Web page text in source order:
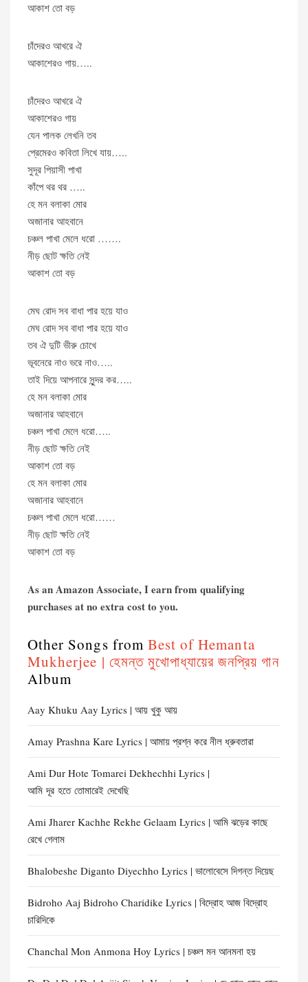
আকাশ তো বড়
চাঁদেরও আখরে ঐ
আকাশেরও গায়…..
চাঁদেরও আখরে ঐ
আকাশেরও গায়
যেন পালক লেখনি তব
প্রেমেরও কবিতা লিখে যায়…..
সুদূর পিয়াসী পাখা
কাঁপে থর থর …..
হে মন বলাকা মোর
অজানার আহবানে
চঞ্চল পাখা মেলে ধরো …….
নীড় ছোট ক্ষতি নেই
আকাশ তো বড়
মেঘ রোদ সব বাধা পার হয়ে যাও
মেঘ রোদ সব বাধা পার হয়ে যাও
তব ঐ দুটি ভীরু চোখে
ভূবনেরে নাও ভরে নাও…..
তাই দিয়ে আপনারে সুন্দর কর…..
হে মন বলাকা মোর
অজানার আহবানে
চঞ্চল পাখা মেলে ধরো…..
নীড় ছোট ক্ষতি নেই
আকাশ তো বড়
হে মন বলাকা মোর
অজানার আহবানে
চঞ্চল পাখা মেলে ধরো……
নীড় ছোট ক্ষতি নেই
আকাশ তো বড়
As an Amazon Associate, I earn from qualifying
purchases at no extra cost to you.
Other Songs from Best of Hemanta
Mukherjee | হেমন্ত মুখোপাধ্যায়ের জনপ্রিয় গান
Album
Aay Khuku Aay Lyrics | আয় খুকু আয়
Amay Prashna Kare Lyrics | আমায় প্রশ্ন করে নীল ধ্রুবতারা
Ami Dur Hote Tomarei Dekhechhi Lyrics |
আমি দূর হতে তোমারেই দেখেছি
Ami Jharer Kachhe Rekhe Gelaam Lyrics | আমি ঝড়ের কাছে
রেখে গেলাম
Bhalobeshe Diganto Diyechho Lyrics | ভালোবেসে দিগন্ত দিয়েছ
Bidroho Aaj Bidroho Charidike Lyrics | বিদ্রোহ আজ বিদ্রোহ
চারিদিকে
Chanchal Mon Anmona Hoy Lyrics | চঞ্চল মন আনমনা হ​য়